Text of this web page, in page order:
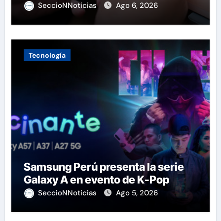
SeccioNNoticias Ago 6, 2026
Tecnología
Samsung Perú presenta la serie
Galaxy A en evento de K-Pop
SeccioNNoticias Ago 5, 2026